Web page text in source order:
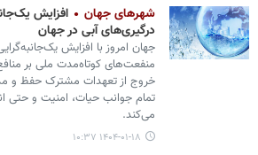
شهرهای جهان
افزایش
درگیری‌های آبی در جهان
جهان امروز با افزایش
منفعت‌های کوتاه‌مدت ملی بر
خروج از تعهدات مشترک حفظ و
تمام جوانب حیات، امنیت و حتی
می‌کند.
۱۴۰۴-۰۱-۱۸ ۱۰:۳۷